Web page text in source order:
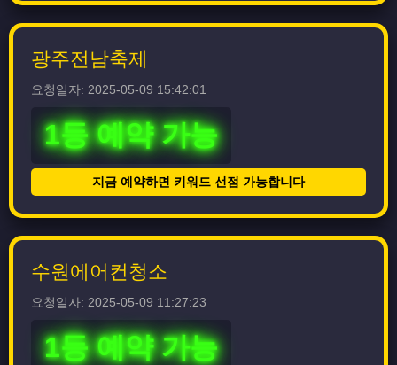
광주전남축제
요청일자: 2025-05-09 15:42:01
1등 예약 가능
지금 예약하면 키워드 선점 가능합니다
수원에어컨청소
요청일자: 2025-05-09 11:27:23
1등 예약 가능